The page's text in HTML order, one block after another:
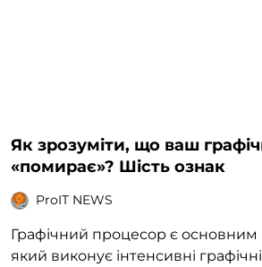
Як зрозуміти, що ваш
«помирає»? Шість ознак
ProIT NEWS
Графічний процесор є
який виконує інтенсивні